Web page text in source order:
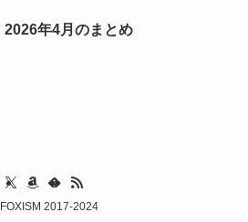
2026年4月のまとめ
FOXISM 2017-2024